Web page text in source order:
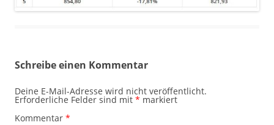
Schreibe einen Kommentar
Deine E-Mail-Adresse wird nicht veröffentlicht.
Erforderliche Felder sind mit * markiert
Kommentar *